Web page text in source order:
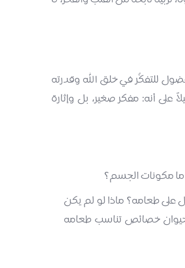
للتفكُّر في خلق الله وقدرته
على أنه: مفكر صغير، بل وإثارة
ما مكونات الجسم؟
على طعامه؟ ماذا لو لم يكن
حيوان خصائص تناسب طعامه